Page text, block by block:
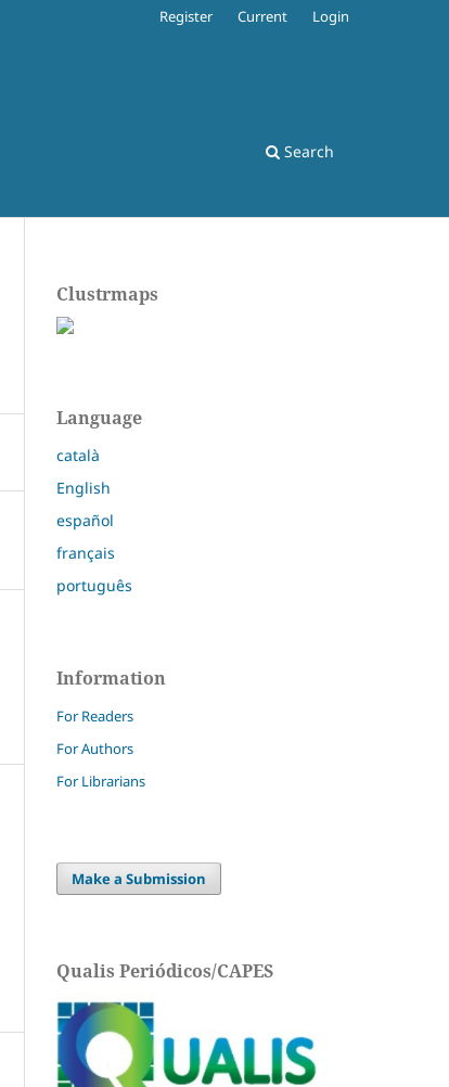
Search
Register Current Login
Clustrmaps
Language
català
English
español
français
português
Information
For Readers
For Authors
For Librarians
Make a Submission
Qualis Periódicos/CAPES